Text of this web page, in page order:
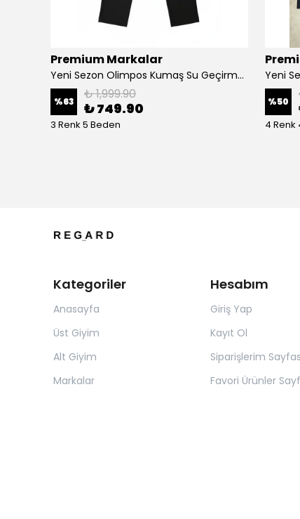
Premium Markalar
Yeni Sezon Olimpos Kumaş Su Geçirmez Pantalon
%63 ₺ 1,999.90
₺ 749.90
3 Renk 5 Beden
%50
4 Renk
Kategoriler
Anasayfa
Üst Giyim
Alt Giyim
Markalar
Hesabım
Giriş Yap
Kayıt Ol
Siparişlerim
Favori Ürünler